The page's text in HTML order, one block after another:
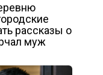
рассказы о
муж